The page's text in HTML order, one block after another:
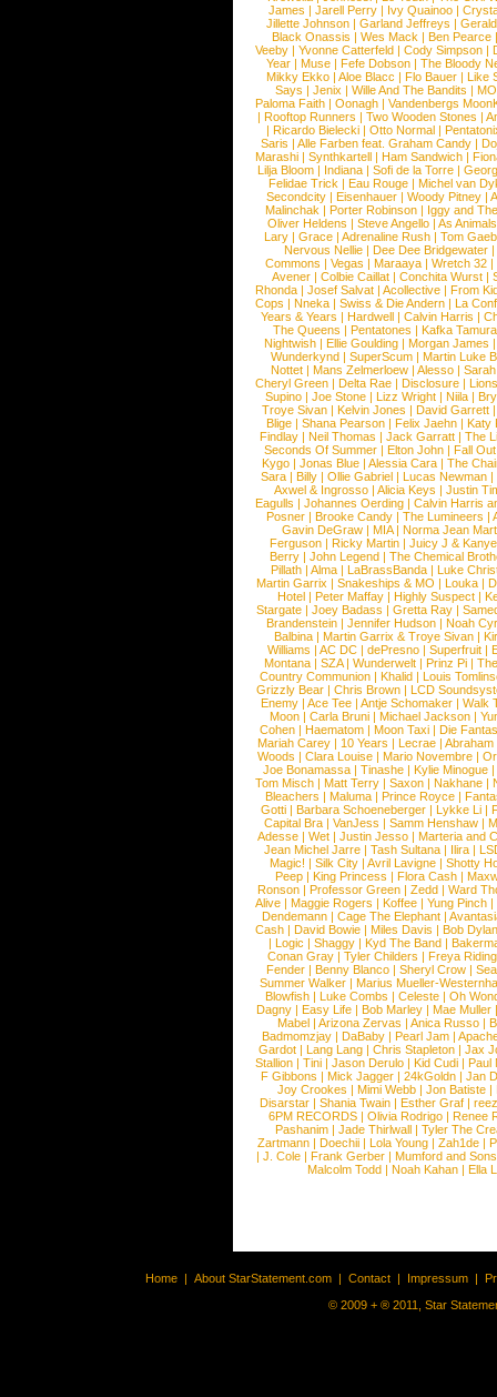
James | Jarell Perry | Ivy Quainoo |
Jillette Johnson | Garland Jeffreys |
Black Onassis | Wes Mack | Ben Pearce
Veeby | Yvonne Catterfeld | Cody Simpson |
Year |Muse |Fefe Dobson |The Bloody
Mikky Ekko | Aloe Blacc | Flo Bauer | Like
Says | Jenix | Wille And The Bandits | MO
Paloma Faith |Oonagh |Vandenbergs
|Rooftop Runners |Two Wooden Stones |
| Ricardo Bielecki | Otto Normal |
Saris | Alle Farben feat. Graham Candy |
Marashi | Synthkartell | Ham Sandwich |
Lilja Bloom | Indiana | Sofi de la Torre |
Felidae Trick | Eau Rouge | Michel van
Secondcity |Eisenhauer |Woody Pitney |
Malinchak |Porter Robinson | Iggy and
Oliver Heldens |Steve Angello |As Animals
Lary | Grace | Adrenaline Rush | Tom
Nervous Nellie | Dee Dee Bridgewater |
Commons |Vegas |Maraaya |Wretch 32 |
Avener | Colbie Caillat | Conchita Wurst |
Rhonda | Josef Salvat | Acollective | From
Cops | Nneka | Swiss & Die Andern | La
Years & Years |Hardwell |Calvin Harris |
The Queens | Pentatones | Kafka Tamura
Nightwish |Ellie Goulding |Morgan James
Wunderkynd | SuperScum | Martin Luke
Nottet |Mans Zelmerloew |Alesso |
Cheryl Green |Delta Rae |Disclosure |
Supino |Joe Stone |Lizz Wright |Niila |
Troye Sivan | Kelvin Jones | David Garrett
Blige | Shana Pearson | Felix Jaehn | Katy
Findlay |Neil Thomas |Jack Garratt |The
Seconds Of Summer |Elton John |Fall
Kygo |Jonas Blue |Alessia Cara |The
Sara |Billy |Ollie Gabriel |Lucas Newman |
Axwel & Ingrosso | Alicia Keys | Justin
Eagulls |Johannes Oerding |Calvin Harris
Posner |Brooke Candy |The Lumineers |
Gavin DeGraw | MIA| Norma Jean
Ferguson | Ricky Martin | Juicy J &
Berry | John Legend | The Chemical
Pillath |Alma |LaBrassBanda |Luke
Martin Garrix | Snakeships & MO | Louka |
Hotel | Peter Maffay | Highly Suspect |
Stargate |Joey Badass |Gretta Ray |
Brandenstein |Jennifer Hudson |Noah
Balbina | Martin Garrix & Troye Sivan |
Williams |AC DC |dePresno |Superfruit |
Montana |SZA|Wunderwelt |Prinz Pi |
Country Communion | Khalid | Louis
Grizzly Bear | Chris Brown | LCD
Enemy | Ace Tee | Antje Schomaker | Walk
Moon |Carla Bruni |Michael Jackson |
Cohen |Haematom |Moon Taxi |Die
Mariah Carey | 10 Years | Lecrae | Abraham
Woods |Clara Louise |Mario Novembre |
Joe Bonamassa | Tinashe | Kylie Minogue |
Tom Misch |Matt Terry |Saxon |Nakhane |
Bleachers | Maluma | Prince Royce |
Gotti |Barbara Schoeneberger |Lykke Li |
Capital Bra |VanJess |Samm Henshaw |
Adesse |Wet |Justin Jesso |Marteria and
Jean Michel Jarre |Tash Sultana | Ilira |
Magic! | Silk City | Avril Lavigne | Shotty
Peep |King Princess |Flora Cash |
Ronson |Professor Green |Zedd |Ward
Alive |Maggie Rogers |Koffee |Yung Pinch |
Dendemann |Cage The Elephant |
Cash | David Bowie | Miles Davis | Bob Dylan
|Logic |Shaggy |Kyd The Band |
Conan Gray |Tyler Childers |Freya
Fender |Benny Blanco |Sheryl Crow |
Summer Walker |Marius Mueller-
Blowfish | Luke Combs | Celeste | Oh
Dagny |Easy Life |Bob Marley |Mae Muller
Mabel |Arizona Zervas |Anica Russo |
Badmomzjay |DaBaby |Pearl Jam |
Gardot | Lang Lang | Chris Stapleton | Jax
Stallion |Tini |Jason Derulo |Kid Cudi |Paul
F Gibbons | Mick Jagger | 24kGoldn | Jan
Joy Crookes | Mimi Webb | Jon Batiste |
Disarstar | Shania Twain | Esther Graf |
6PM RECORDS | Olivia Rodrigo | Renee
Pashanim |Jade Thirlwall |Tyler The
Zartmann | Doechii | Lola Young | Zah1de |
| J. Cole | Frank Gerber | Mumford and Sons
Malcolm Todd | Noah Kahan | Ella
Home | About StarStatement.com | Contact | Impressum |
© 2009 + ® 2011, Star